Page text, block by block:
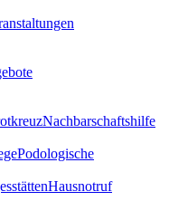
Nachbarschaftshilfe
Podologische
Hausnotruf